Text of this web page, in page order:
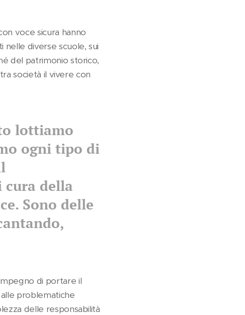
voce sicura hanno
diverse scuole, sui
del patrimonio storico,
società il vivere con
lottiamo
ogni tipo di
cura della
Sono delle
di portare il
problematiche
delle responsabilità